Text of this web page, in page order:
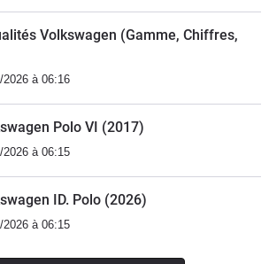
Volkswagen (Gamme, Chiffres,
2026 à 06:16
Polo VI (2017)
2026 à 06:15
ID. Polo (2026)
2026 à 06:15